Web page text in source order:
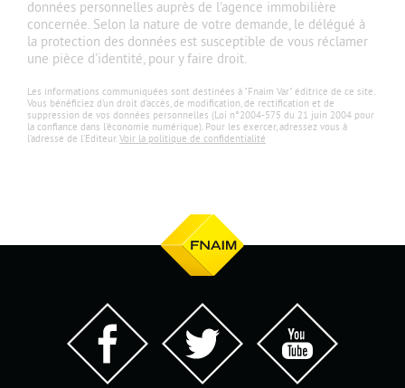
données personnelles auprès de l'agence immobilière
concernée. Selon la nature de votre demande, le délégué à
la protection des données est susceptible de vous réclamer
une pièce d'identité, pour y faire droit.
Les informations communiquées sont destinées à "Fnaim Var" éditrice de ce site.
Vous bénéficiez d'un droit d'accès, de modification, de rectification et de
suppression de vos données personnelles (Loi n°2004-575 du 21 juin 2004 pour
la confiance dans l'économie numérique). Pour les exercer, adressez vous à
l’adresse de l’Editeur.Voir la politique de confidentialité